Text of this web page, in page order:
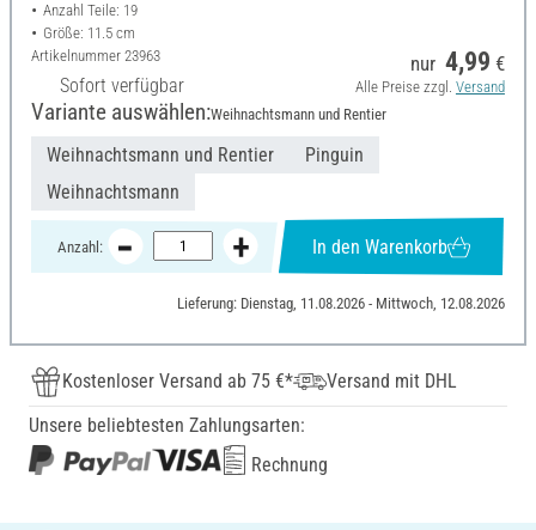
Anzahl Teile: 19
Größe: 11.5 cm
Artikelnummer 23963
Sofort verfügbar
nur 4,99 €
Alle Preise zzgl. Versand
Variante auswählen:Weihnachtsmann und Rentier
Weihnachtsmann und Rentier
Pinguin
Weihnachtsmann
Anzahl: In den Warenkorb
Lieferung: Dienstag, 11.08.2026 - Mittwoch, 12.08.2026
Kostenloser Versand ab 75 €*
Versand mit DHL
Unsere beliebtesten Zahlungsarten:
Rechnung